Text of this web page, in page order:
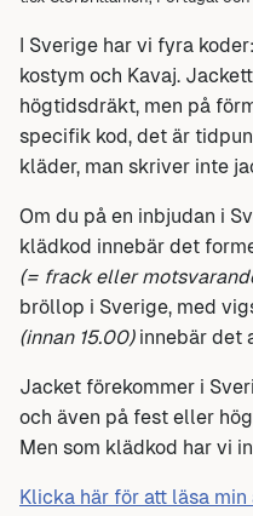
I Sverige har vi fyra
kostym och Kavaj.
högtidsdräkt, men på
specifik kod, det är
kläder, man skriver inte
Om du på en inbjudan i
klädkod innebär det
(= frack eller
bröllop i Sverige, med
(innan 15.00)innebär det
Jacket förekommer i
och även på fest eller
Men som klädkod har vi
Klicka här för att läsa